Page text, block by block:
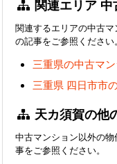
関連エリア
関連するエリアの中古
の記事をご参照ください。
三重県の中古マ
三重県 四日市市
天カ須賀の他
中古マンション以外の
事をご参照ください。